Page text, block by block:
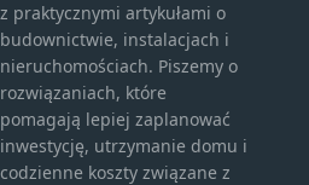
z praktycznymi artykułami o
budownictwie, instalacjach i
nieruchomościach. Piszemy o
rozwiązaniach, które
pomagają lepiej zaplanować
inwestycję, utrzymanie domu i
codzienne koszty związane z